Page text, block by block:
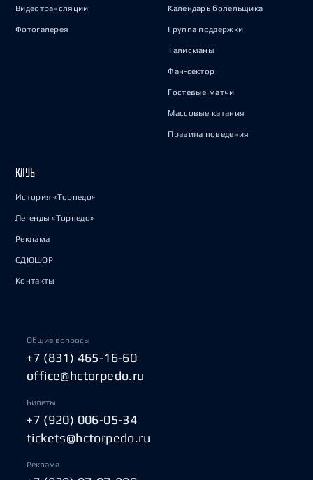
Видеотрансляции
Фотогалерея
Календарь болельщика
Группа поддержки
Талисманы
Фан-сектор
Гостевые матчи
Массовые катания
Правила поведения
КЛУБ
История «Торпедо»
Легенды «Торпедо»
Реклама
СДЮШОР
Контакты
Общие вопросы
+7 (831) 465-16-60
office@hctorpedo.ru
Билеты
+7 (920) 006-05-34
tickets@hctorpedo.ru
Реклама